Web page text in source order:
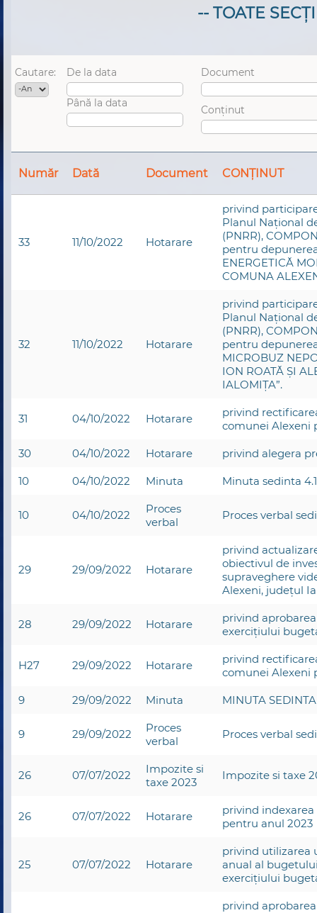
-- TOATE
Cautare:
An
De la data
Data
Până la data
Data
Document
Conținut
Număr Dată Document CONȚINUT
33 11/10/2022 Hotarare
privind
Planul Național
(PNRR),
pentru
ENERGETICĂ
COMUNA
32 11/10/2022 Hotarare
privind
Planul Național
(PNRR),
pentru
MICROBUZ
ION ROATĂ ȘI
IALOMIȚA”.
31 04/10/2022 Hotarare
privind
comunei Alexeni
30 04/10/2022 Hotarare privind alegera
10 04/10/2022 Minuta Minuta sedinta
10 04/10/2022
Proces
verbal
Proces verbal
29 29/09/2022 Hotarare
privind
obiectivul de
supraveghere
Alexeni, județul
28 29/09/2022 Hotarare
privind
exercițiului
H27 29/09/2022 Hotarare
privind
comunei Alexeni
9 29/09/2022 Minuta MINUTA
9 29/09/2022
Proces
verbal
Proces verbal
26 07/07/2022
Impozite si
taxe 2023
Impozite si taxe
26 07/07/2022 Hotarare
privind
pentru anul 2023
25 07/07/2022 Hotarare
privind utilizarea
anual al
exercițiului
privind